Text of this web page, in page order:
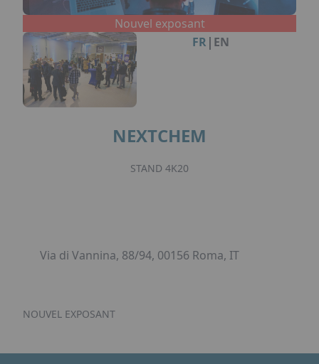
Organisation de Salons à Metz
Organisation de dîners / soirées de gala
à Metz
Qui sommes-nous ?
Accéder au complexe
Nos références
Politique RSE
Notre plaquette commerciale
FR | EN
Nouvel exposant
NEXTCHEM
STAND 4K20
Via di Vannina, 88/94, 00156 Roma, IT
NOUVEL EXPOSANT